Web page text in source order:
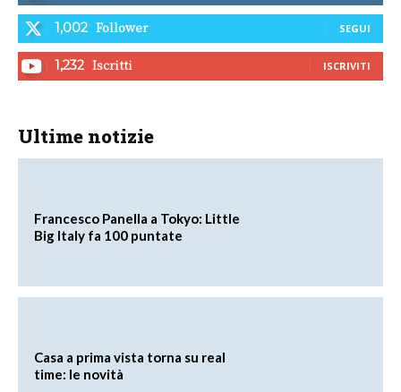
1,002 Follower SEGUI
1,232 Iscritti ISCRIVITI
Ultime notizie
Francesco Panella a Tokyo: Little
Big Italy fa 100 puntate
Casa a prima vista torna su real
time: le novità